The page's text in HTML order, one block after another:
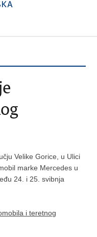
Velike Gorice, u Ulici
marke Mercedes u
24. i 25. svibnja
i teretnog